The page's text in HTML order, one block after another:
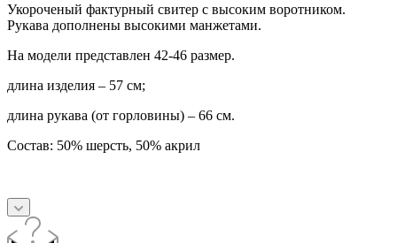
Укороченый фактурный свитер с высоким воротником.
Рукава дополнены высокими манжетами.
На модели представлен 42-46 размер.
длина изделия – 57 см;
длина рукава (от горловины) – 66 см.
Состав: 50% шерсть, 50% акрил